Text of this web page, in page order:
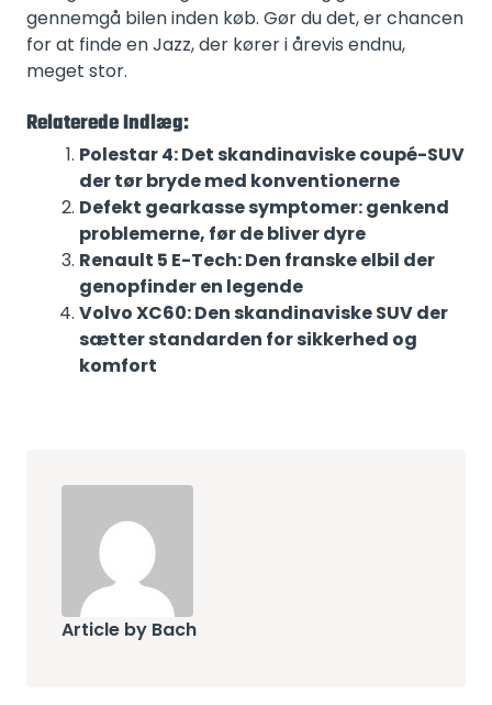
gennemgå bilen inden køb. Gør du det, er chancen
for at finde en Jazz, der kører i årevis endnu,
meget stor.
Relaterede Indlæg:
Polestar 4: Det skandinaviske coupé-SUV
der tør bryde med konventionerne
Defekt gearkasse symptomer: genkend
problemerne, før de bliver dyre
Renault 5 E-Tech: Den franske elbil der
genopfinder en legende
Volvo XC60: Den skandinaviske SUV der
sætter standarden for sikkerhed og
komfort
Article by Bach